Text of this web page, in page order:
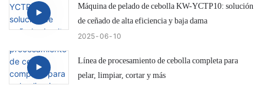
Máquina de pelado de cebolla KW-YCTP10: solución
de ceñado de alta eficiencia y baja dama
2025 06 10
Línea de procesamiento de cebolla completa para
pelar, limpiar, cortar y más